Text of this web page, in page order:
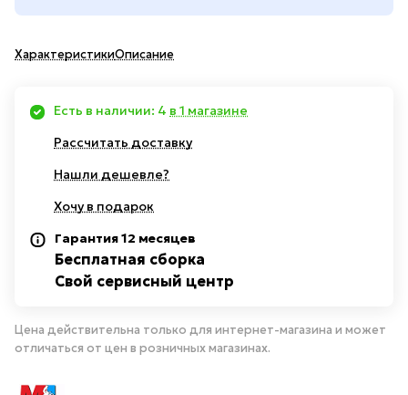
ХарактеристикиОписание
Есть в наличии: 4 в 1 магазине
Рассчитать доставку
Нашли дешевле?
Хочу в подарок
Гарантия 12 месяцев
Бесплатная сборка
Свой сервисный центр
Цена действительна только для интернет-магазина и может
отличаться от цен в розничных магазинах.